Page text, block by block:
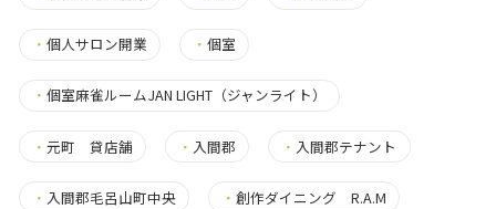
・ 個人サロン開業 ・個室
・ 個室麻雀ルームJAN LIGHT（ジャンライト）
・ 元町 貸店舗 ・ 入間郡 ・ 入間郡テナント
・ 入間郡毛呂山町中央 ・創作ダイニング R.A.M